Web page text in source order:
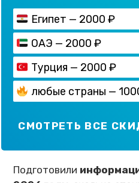
Египет — 2000 ₽
ОАЭ — 2000 ₽
Турция — 2000 ₽
любые страны —
СМОТРЕТЬ ВСЕ
Подготовили